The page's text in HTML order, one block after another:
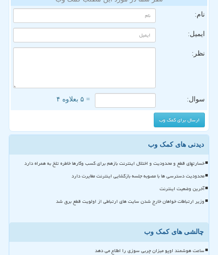
نام:
ایمیل:
نظر:
سوال: = ۵ بعلاوه ۴
دیدنی های کمک وب
خسارتهای قطع و محدودیت و اختلال اینترنت بازهم برای کسب وکارها خاطره تلخ به همراه دارد
محدودیت دسترسی ها با مصوبه جلسه بازگشایی اینترنت مغایرت دارد
آخرین وضعیت اینترنت
وزیر ارتباطات خواهان خارج شدن سایت های ارتباطی از اولویت قطع برق شد
چالشی های کمک وب
ساعت هوشمند اوپو میزان چربی سوزی را اطلاع می دهد